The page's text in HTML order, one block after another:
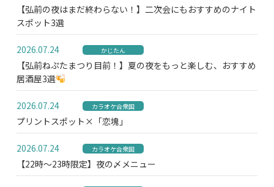
【弘前の夜はまだ終わらない！】二次会にもおすすめのナイト
スポット3選
2026.07.24 かじたん
【弘前ねぷたまつり目前！】夏の夜をもっと楽しむ、おすすめ
居酒屋3選
2026.07.24 カラオケ合衆国
プリントスポット×「恋塊」
2026.07.24 カラオケ合衆国
【22時～23時限定】夜の〆メニュー